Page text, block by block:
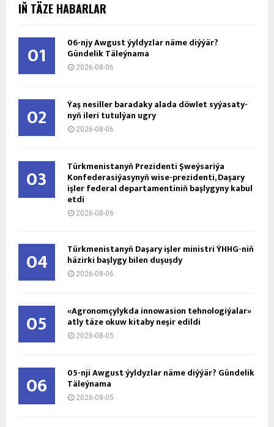
IŇ TÄZE HABARLAR
01 06-njy Awgust ýyldyzlar näme diýýär?
Gündelik Täleýnama
2026-08-06
02 Ýaş ne­sil­ler ba­ra­da­ky ala­da döw­let sy­ýa­sa­ty­
nyň ile­ri tu­tul­ýan ug­ry
2026-08-06
03 Türkmenistanyň Prezidenti Şweýsariýa
Konfederasiýasynyň wise-prezidenti, Daşary
işler federal departamentiniň başlygyny kabul
etdi
2026-08-06
04 Türkmenistanyň Daşary işler ministri ÝHHG-niň
häzirki başlygy bilen duşuşdy
2026-08-06
05 «Agronomçylykda innowasion tehnologiýalar»
atly täze okuw kitaby neşir edildi
2026-08-05
06 05-nji Awgust ýyldyzlar näme diýýär? Gündelik
Täleýnama
2026-08-05